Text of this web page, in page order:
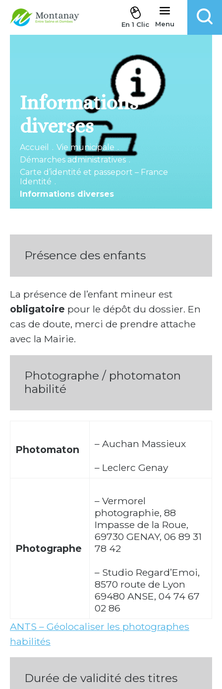
Aller au contenu
En 1 Clic Menu
Informations
diverses
Accueil . Vie municipale .
Démarches administratives .
Carte d’identité et passeport – France
Identité .
Informations diverses
Présence des enfants
La présence de l’enfant mineur est
obligatoire pour le dépôt du dossier. En
cas de doute, merci de prendre attache
avec la Mairie.
Photographe / photomaton
habilité
Photomaton
– Auchan Massieux
– Leclerc Genay
Photographe
– Vermorel
photographie, 88
Impasse de la Roue,
69730 GENAY, 06 89 31
78 42
– Studio Regard’Emoi,
8570 route de Lyon
69480 ANSE, 04 74 67
02 86
ANTS – Géolocaliser les photographes
habilités
Durée de validité des titres